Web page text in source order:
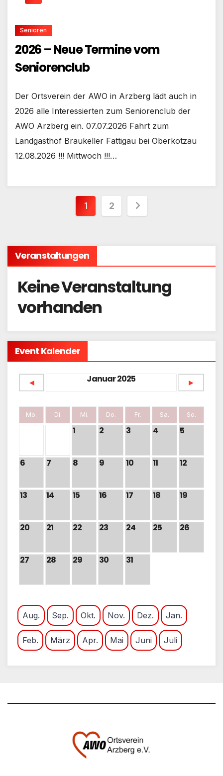
Senioren
2026 – Neue Termine vom
Seniorenclub
Der Ortsverein der AWO in Arzberg lädt auch in
2026 alle Interessierten zum Seniorenclub der
AWO Arzberg ein. 07.07.2026 Fahrt zum
Landgasthof Braukeller Fattigau bei Oberkotzau
12.08.2026 !!! Mittwoch !!!…
Beiträge
1 2
Veranstaltungen
Keine Veranstaltung
vorhanden
Event Kalender
◄ Januar 2025 ►
Mo. Di. Mi. Do. Fr. Sa. So.
1 2 3 4 5
6 7 8 9 10 11 12
13 14 15 16 17 18 19
20 21 22 23 24 25 26
27 28 29 30 31
Aug. Sep. Okt. Nov. Dez. Jan.
Feb. März Apr. Mai Juni Juli